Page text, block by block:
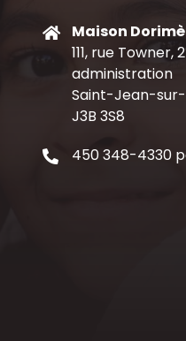
Maison
111, rue Towner, 2
administration
Saint-Jean-sur-
J3B 3S8
450 348-4330